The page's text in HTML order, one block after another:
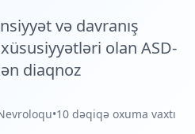
və davranış
olan ASD-
diaqnoz
•10 dəqiqə oxuma vaxtı